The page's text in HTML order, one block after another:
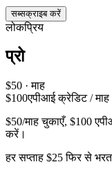
सब्सक्राइब करें
लोकप्रिय
प्रो
$50 · माह
$100एपीआई क्रेडिट / माह
$50/माह चुकाएँ, $100
करें।
हर सप्ताह $25 फिर से